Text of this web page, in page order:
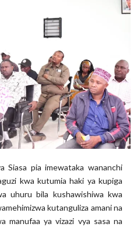
Siasa pia imewataka wananchi
kwa kutumia haki ya kupiga
uhuru bila kushawishiwa kwa
kutanguliza amani na
manufaa ya vizazi vya sasa na